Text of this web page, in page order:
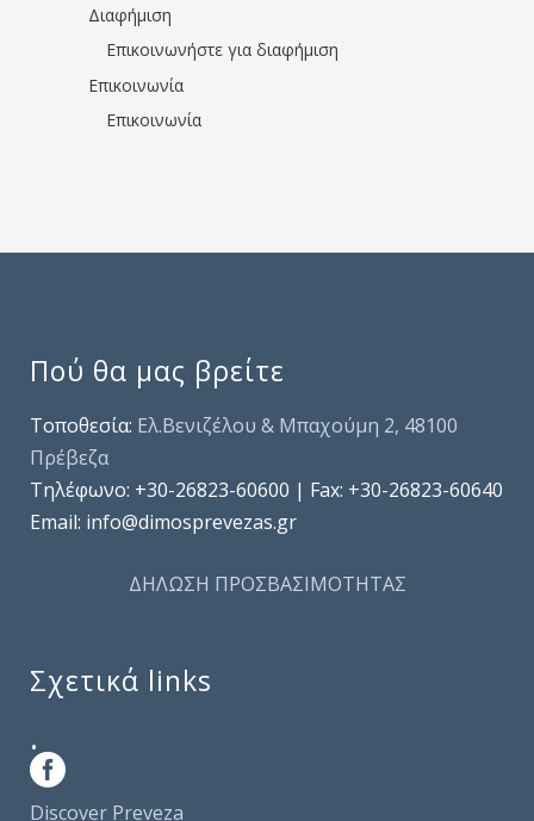
Διαφήμιση
Επικοινωνήστε για διαφήμιση
Επικοινωνία
Επικοινωνία
Πού θα μας βρείτε
Τοποθεσία: Ελ.Βενιζέλου & Μπαχούμη 2, 48100
Πρέβεζα
Τηλέφωνo: +30-26823-60600 | Fax: +30-26823-60640
Email: info@dimosprevezas.gr
ΔΗΛΩΣΗ ΠΡΟΣΒΑΣΙΜΟΤΗΤΑΣ
Σχετικά links
.
Discover Preveza